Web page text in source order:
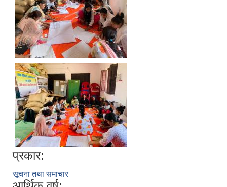
प्रकार:
सूचना तथा समाचार